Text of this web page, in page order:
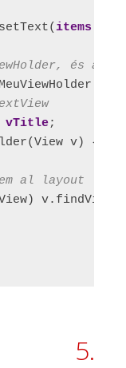
items
és a
vTitle;
v) {
al layout
5.